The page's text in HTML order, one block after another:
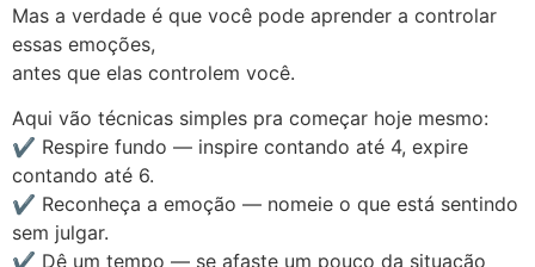
Mas a verdade é que você pode aprender a controlar
essas emoções,
antes que elas controlem você.
Aqui vão técnicas simples pra começar hoje mesmo:
✔️ Respire fundo — inspire contando até 4, expire
contando até 6.
✔️ Reconheça a emoção — nomeie o que está sentindo
sem julgar.
✔️ Dê um tempo — se afaste um pouco da situação